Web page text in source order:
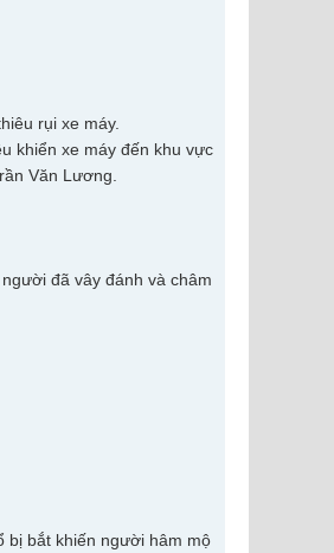
rụi xe máy.
khiển xe máy đến khu vực
Văn Lương.
đã vây đánh và châm
bị bắt khiến người hâm mộ